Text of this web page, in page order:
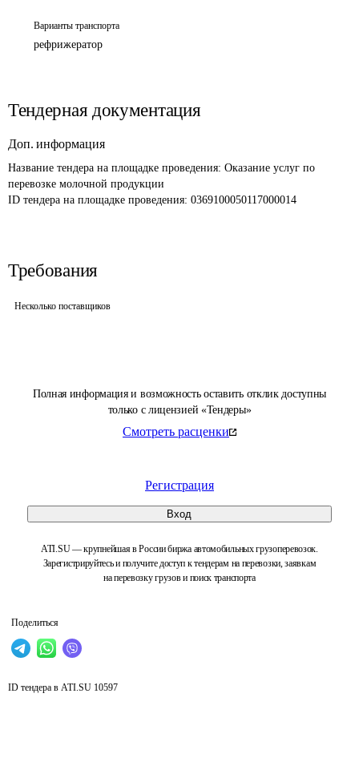
Полная информация и возможность оставить отклик доступны
только с лицензией «Тендеры»
Смотреть расценки
Регистрация
Вход
ATI.SU — крупнейшая в России биржа автомобильных грузоперевозок.
Зарегистрируйтесь и получите доступ к тендерам на перевозки, заявкам
на перевозку грузов и поиск транспорта
Поделиться
Варианты транспорта
рефрижератор
Тендерная документация
Доп. информация
Название тендера на площадке проведения: Оказание услуг по
перевозке молочной продукции
ID тендера на площадке проведения: 0369100050117000014
Требования
Несколько поставщиков
ID тендера в ATI.SU 10597